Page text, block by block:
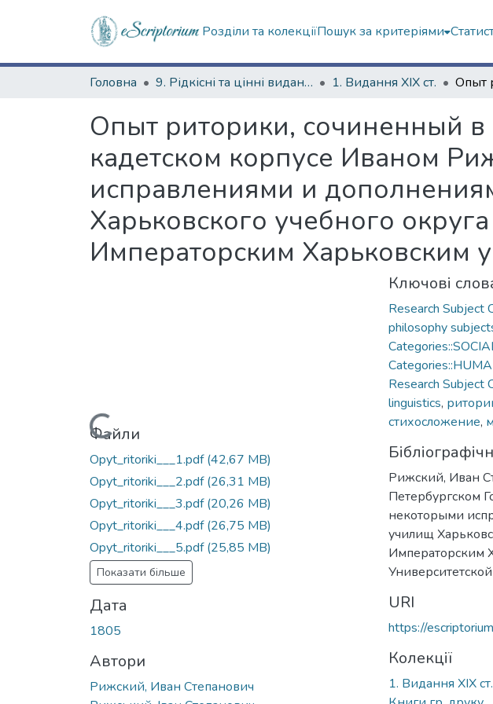
Розділи та колекціїПошук за критеріями
Головна 9. Рідкісні та цінні видання 1. Видання ХІХ ст.
Опыт риторики, сочиненный
кадетском корпусе Иваном
исправлениями и
Харьковского учебного
Императорским Харьковским
Вантажиться...
Файли
Opyt_ritoriki___1.pdf(42,67 MB)
Opyt_ritoriki___2.pdf(26,31 MB)
Opyt_ritoriki___3.pdf(20,26 MB)
Opyt_ritoriki___4.pdf(26,75 MB)
Opyt_ritoriki___5.pdf(25,85 MB)
Показати більше
Дата
1805
Автори
Рижский, Иван Степанович
Ключові
Research Subject
philosophy
Research Subject
linguistics,
стихосложение,
Рижский, Иван
Петербургском
некоторыми
училищ
Императорским
URI
https://
Колекції
1. Видання ХІХ ст.